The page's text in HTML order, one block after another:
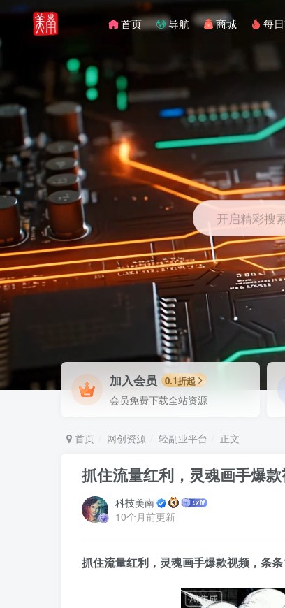
首页 导航 商城 每
开启精彩搜
加入会员 0.1折起
会员免费下载全站资源
首页 网创资源 轻副业平台 正文
抓住流量红利，灵魂画手爆
科技美南
10个月前更新
抓住流量红利，灵魂画手爆款视频，条